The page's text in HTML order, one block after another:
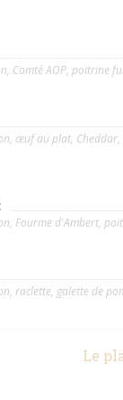
Comté AOP, poitrine
œuf au plat,
Fourme d'Ambert,
raclette, galette de
Le